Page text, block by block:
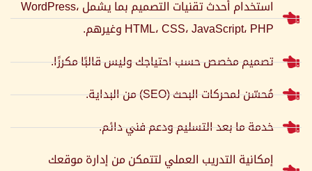
استخدام أحدث تقنيات التصميم بما يشمل WordPress،
HTML، CSS، JavaScript، PHP وغيرهم.
تصميم مخصص حسب احتياجك وليس قالبًا مكررًا.
مُحسّن لمحركات البحث (SEO) من البداية.
خدمة ما بعد التسليم ودعم فني دائم.
إمكانية التدريب العملي لتتمكن من إدارة موقعك